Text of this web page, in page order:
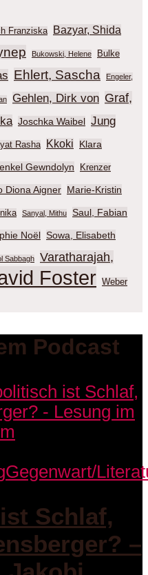
Franziska Bazyar, Shida
Bukowski, Helene Bulke
Ehlert, Sascha Engeler,
Gehlen, Dirk von Graf,
Joschka Waibel Jung
Rasha Kkoki Klara
Gewndolyn Krenzer
Diona Aigner Marie-Kristin
Sanyal, Mithu Saul, Fabian
Noël Sowa, Elisabeth
Sabbagh
Varatharajah,
Foster Weber
Podcast
Gegenwart/
Schlaf,
–